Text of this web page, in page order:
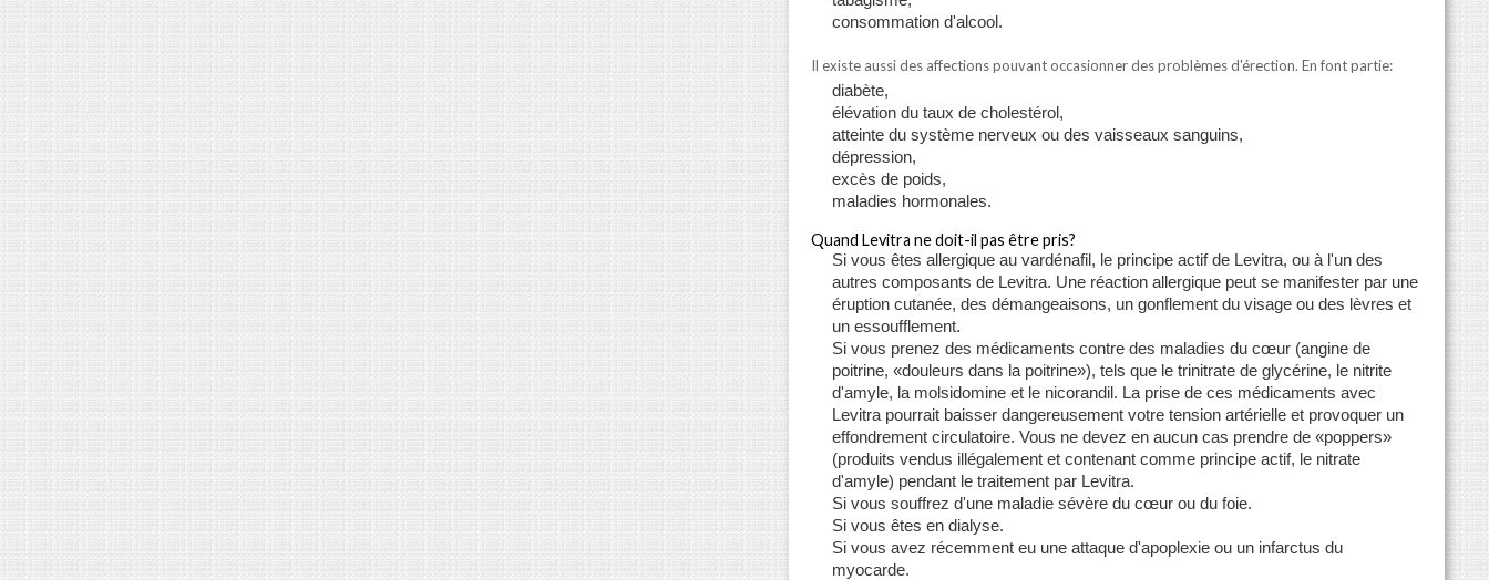
consommation d'alcool.
Il existe aussi des affections pouvant occasionner des problèmes d'érection. En font partie:
diabète,
élévation du taux de cholestérol,
atteinte du système nerveux ou des vaisseaux sanguins,
dépression,
excès de poids,
maladies hormonales.
Quand Levitra ne doit-il pas être pris?
Si vous êtes allergique au vardénafil, le principe actif de Levitra, ou à l'un des
autres composants de Levitra. Une réaction allergique peut se manifester par une
éruption cutanée, des démangeaisons, un gonflement du visage ou des lèvres et
un essoufflement.
Si vous prenez des médicaments contre des maladies du cœur (angine de
poitrine, «douleurs dans la poitrine»), tels que le trinitrate de glycérine, le nitrite
d'amyle, la molsidomine et le nicorandil. La prise de ces médicaments avec
Levitra pourrait baisser dangereusement votre tension artérielle et provoquer un
effondrement circulatoire. Vous ne devez en aucun cas prendre de «poppers»
(produits vendus illégalement et contenant comme principe actif, le nitrate
d'amyle) pendant le traitement par Levitra.
Si vous souffrez d'une maladie sévère du cœur ou du foie.
Si vous êtes en dialyse.
Si vous avez récemment eu une attaque d'apoplexie ou un infarctus du
myocarde.